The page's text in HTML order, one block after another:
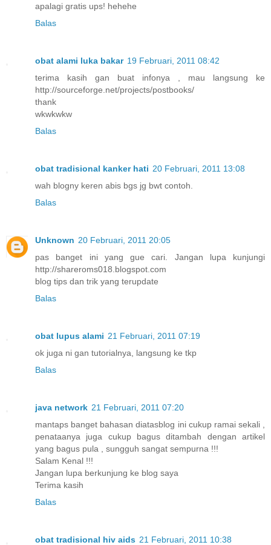
apalagi gratis ups! hehehe
Balas
obat alami luka bakar 19 Februari, 2011 08:42
terima kasih gan buat infonya , mau langsung ke
http://sourceforge.net/projects/postbooks/
thank
wkwkwkw
Balas
obat tradisional kanker hati 20 Februari, 2011 13:08
wah blogny keren abis bgs jg bwt contoh.
Balas
Unknown 20 Februari, 2011 20:05
pas banget ini yang gue cari. Jangan lupa kunjungi
http://shareroms018.blogspot.com
blog tips dan trik yang terupdate
Balas
obat lupus alami 21 Februari, 2011 07:19
ok juga ni gan tutorialnya, langsung ke tkp
Balas
java network 21 Februari, 2011 07:20
mantaps banget bahasan diatasblog ini cukup ramai sekali ,
penataanya juga cukup bagus ditambah dengan artikel
yang bagus pula , sungguh sangat sempurna !!!
Salam Kenal !!!
Jangan lupa berkunjung ke blog saya
Terima kasih
Balas
obat tradisional hiv aids 21 Februari, 2011 10:38